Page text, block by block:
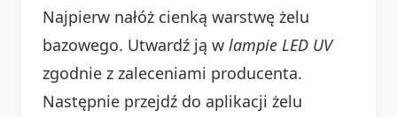
Najpierw nałóż cienką warstwę żelu
bazowego. Utwardź ją w lampie LED UV
zgodnie z zaleceniami producenta.
Następnie przejdź do aplikacji żelu